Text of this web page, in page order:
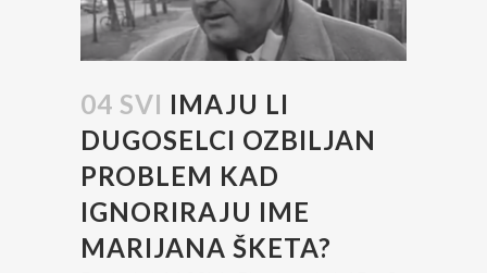
04 SVI IMAJU LI
DUGOSELCI OZBILJAN
PROBLEM KAD
IGNORIRAJU IME
MARIJANA ŠKETA?